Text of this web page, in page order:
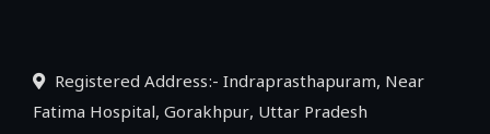
Registered Address:- Indraprasthapuram, Near
Fatima Hospital, Gorakhpur, Uttar Pradesh